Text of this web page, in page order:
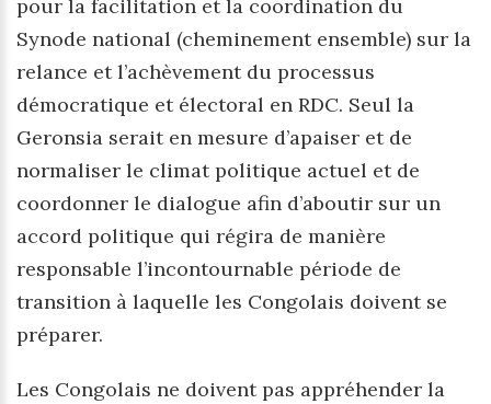
pour la facilitation et la coordination du
Synode national (cheminement ensemble) sur la
relance et l’achèvement du processus
démocratique et électoral en RDC. Seul la
Geronsia serait en mesure d’apaiser et de
normaliser le climat politique actuel et de
coordonner le dialogue afin d’aboutir sur un
accord politique qui régira de manière
responsable l’incontournable période de
transition à laquelle les Congolais doivent se
préparer.
Les Congolais ne doivent pas appréhender la